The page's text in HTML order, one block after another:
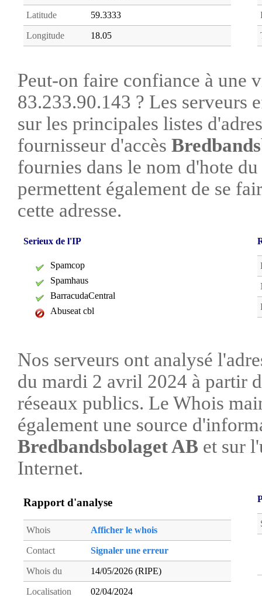
Latitude 59.3333
Longitude 18.05
Peut-on faire confiance à une
83.233.90.143 ? Les serveurs
sur les principales listes
fournisseur d'accès
fournies dans le nom d'hote
permettent également de se
cette adresse.
Serieux de l'IP
Spamcop
Spamhaus
BarracudaCentral
Abuseat cbl
Nos serveurs ont analysé
du mardi 2 avril 2024 à partir
réseaux publics. Le Whois
également une source
Bredbandsbolaget AB et sur
Internet.
Rapport d'analyse
Whois Afficher le whois
Contact Signaler une erreur
Whois du 14/05/2026 (RIPE)
Localisation 02/04/2024